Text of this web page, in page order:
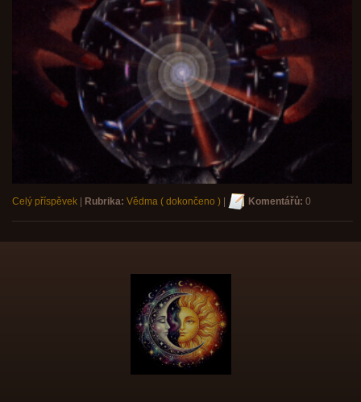
Celý příspěvek Rubrika: Vědma ( dokončeno ) Komentářů: 0